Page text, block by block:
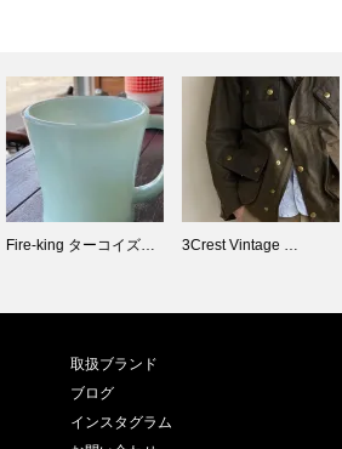
Fire-king ターコイズ… 3Crest Vintage …
取扱ブランド
ブログ
インスタグラム